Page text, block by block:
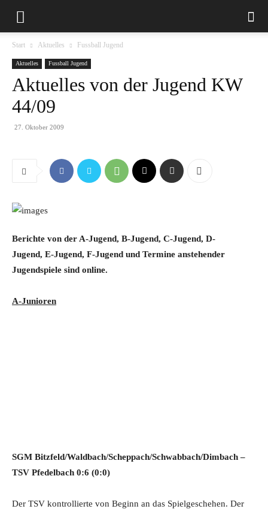
Start Aktuelles Fussball Jugend
Aktuelles Fussball Jugend
Aktuelles von der Jugend KW
44/09
27. Oktober 2009
Berichte von der A-Jugend, B-Jugend, C-Jugend, D-
Jugend, E-Jugend, F-Jugend und Termine anstehender
Jugendspiele sind online.
A-Junioren
SGM Bitzfeld/Waldbach/Scheppach/Schwabbach/Dimbach –
TSV Pfedelbach 0:6 (0:0)
Der TSV kontrollierte von Beginn an das Spielgeschehen. Der